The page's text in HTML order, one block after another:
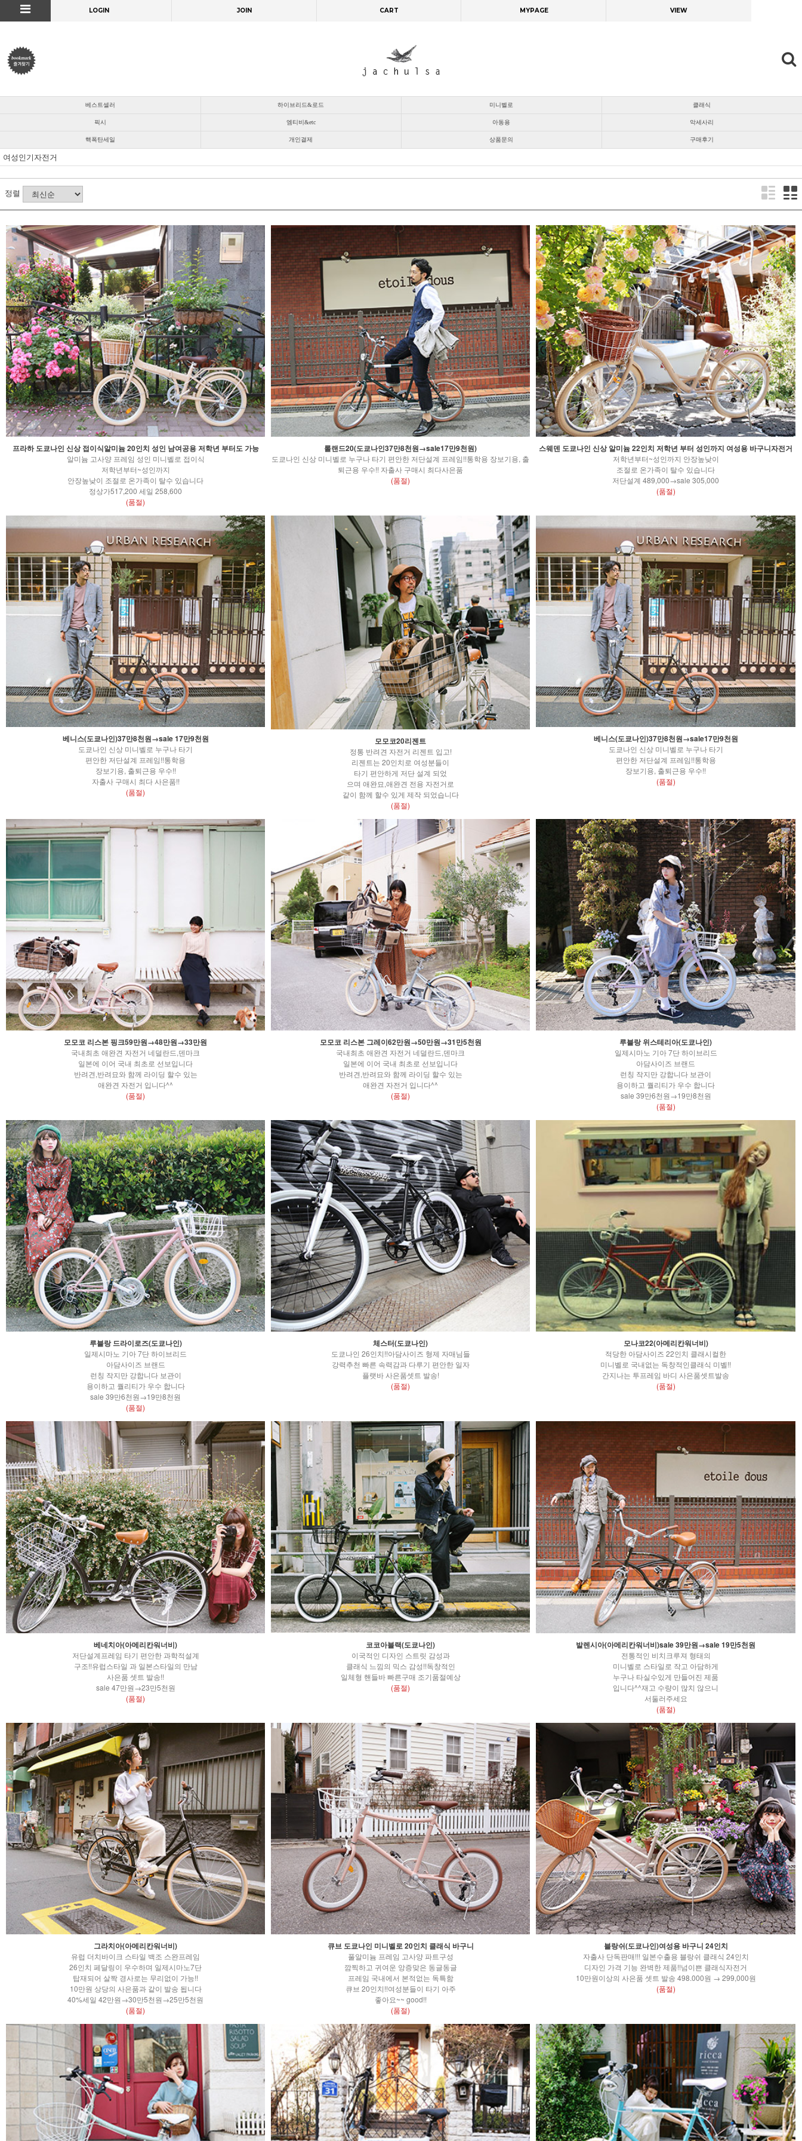
LOGIN JOIN CART MYPAGE VIEW
베스트셀러 하이브리드&로드 미니벨로 클래식
픽시 엠티비&etc 아동용 악세사리
핵폭탄세일 개인결제 상품문의 구매후기
여성인기자전거
정렬
프라하 도쿄나인 신상 접이식알미늄 20인치 성인 남여공용 저학년 부터도 가능
알미늄 고사양 프레임 성인 미니벨로 접이식
저학년부터~성인까지
안장높낮이 조절로 온가족이 탈수 있습니다
정상가517,200 세일 258,600
(품절)
롤랜드20(도쿄나인37만8천원→sale17만9천원)
도쿄나인 신상 미니벨로 누구나 타기 편안한 저단설계 프레임!!통학용 장보기용, 출
퇴근용 우수!! 자출사 구매시 최다사은품
(품절)
스웨덴 도쿄나인 신상 알미늄 22인치 저학년 부터 성인까지 여성용 바구니자전거
저학년부터~성인까지 안장높낮이
조절로 온가족이 탈수 있습니다
저단설계 489,000→sale 305,000
(품절)
베니스(도쿄나인)37만8천원→sale 17만9천원
도쿄나인 신상 미니벨로 누구나 타기
편안한 저단설계 프레임!!통학용
장보기용, 출퇴근용 우수!!
자출사 구매시 최다 사은품!!
(품절)
모모코20리젠트
정통 반려견 자전거 리젠트 입고!
리젠트는 20인치로 여성분들이
타기 편안하게 저단 설계 되었
으며 애완묘,애완견 전용 자전거로
같이 함께 할수 있게 제작 되었습니다
(품절)
베니스(도쿄나인)37만8천원→sale17만9천원
도쿄나인 신상 미니벨로 누구나 타기
편안한 저단설계 프레임!!통학용
장보기용, 출퇴근용 우수!!
(품절)
모모코 리스본 핑크59만원→48만원→33만원
국내최초 애완견 자전거 네덜란드,덴마크
일본에 이어 국내 최초로 선보입니다
반려견,반려묘와 함께 라이딩 할수 있는
애완견 자전거 입니다^^
(품절)
모모코 리스본 그레이62만원→50만원→31만5천원
국내최초 애완견 자전거 네덜란드,덴마크
일본에 이어 국내 최초로 선보입니다
반려견,반려묘와 함께 라이딩 할수 있는
애완견 자전거 입니다^^
(품절)
루블랑 위스테리아(도쿄나인)
일제시마노 기아 7단 하이브리드
아담사이즈 브랜드
런칭 작지만 강합니다 보관이
용이하고 퀄리티가 우수 합니다
sale 39만6천원→19만8천원
(품절)
루블랑 드라이로즈(도쿄나인)
일제시마노 기아 7단 하이브리드
아담사이즈 브랜드
런칭 작지만 강합니다 보관이
용이하고 퀄리티가 우수 합니다
sale 39만6천원→19만8천원
(품절)
체스터(도쿄나인)
도쿄나인 26인치!!아담사이즈 형제 자매님들
강력추천 빠른 속력감과 다루기 편안한 일자
플랫바 사은품셋트 발송!
(품절)
모나코22(아메리칸워너비)
적당한 아담사이즈 22인치 클래시컬한
미니벨로 국내없는 독창적인클래식 미벨!!
간지나는 투프레임 바디 사은품셋트발송
(품절)
베네치아(아메리칸워너비)
저단설계프레임 타기 편안한 과학적설계
구조!!유럽스타일 과 일본스타일의 만남
사은품 셋트 발송!!
sale 47만원→23만5천원
(품절)
코코아블랙(도쿄나인)
이국적인 디자인 스트릿 감성과
클래식 느낌의 믹스 감성!!독창적인
일체형 핸들바 빠른구매 조기품절예상
(품절)
발렌시아(아메리칸워너비)sale 39만원→sale 19만5천원
전통적인 비치크루져 형태의
미니벨로 스타일로 작고 아담하게
누구나 타실수있게 만들어진 제품
입니다^^재고 수량이 많치 않으니
서둘러주세요
(품절)
그라치아(아메리칸워너비)
유럽 더치바이크 스타일 백조 스완프레임
26인치 페달링이 우수하며 일제시마노7단
탑재되어 살짝 경사로는 무리없이 가능!!
10만원 상당의 사은품과 같이 발송 됩니다
40%세일 42만원→30만5천원→25만5천원
(품절)
큐브 도쿄나인 미니벨로 20인치 클래식 바구니
풀알미늄 프레임 고사양 파트구성
깜찍하고 귀여운 앙증맞은 동글동글
프레임 국내에서 본적없는 독특함
큐브 20인치!!여성분들이 타기 아주
좋아요~~ good!!
(품절)
블랑쉬(도쿄나인)여성용 바구니 24인치
자출사 단독판매!!! 일본수출용 블랑쉬 클래식 24인치
디자인 가격 기능 완벽한 제품!!넘이쁜 클래식자전거
10만원이상의 사은품 셋트 발송 498.000원 → 299,000원
(품절)